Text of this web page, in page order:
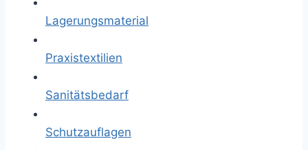
Lagerungsmaterial
Praxistextilien
Sanitätsbedarf
Schutzauflagen